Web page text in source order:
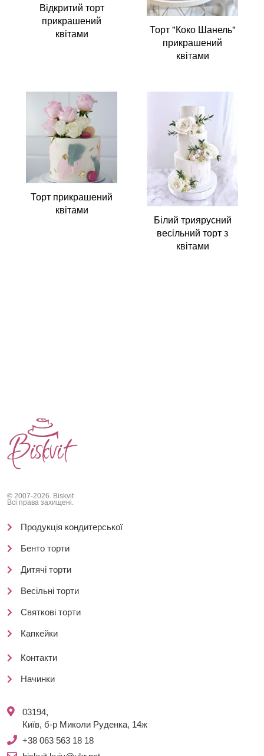
Відкритий торт
прикрашений
квітами
Торт "Коко Шанель"
прикрашений
квітами
Торт прикрашений
квітами
Білий триярусний
весільний торт з
квітами
© 2007-2026. Biskvit
Всі права захищені.
Продукція кондитерської
Бенто торти
Дитячі торти
Весільні торти
Святкові торти
Капкейки
Контакти
Начинки
03194,
Київ, б-р Миколи Руденка, 14ж
+38 063 563 18 18